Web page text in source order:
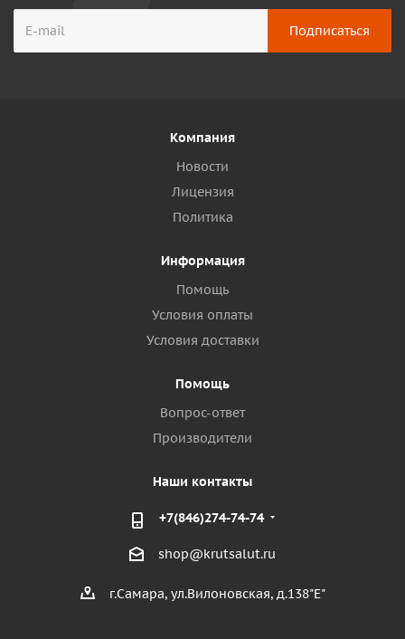
Компания
Новости
Лицензия
Политика
Информация
Помощь
Условия оплаты
Условия доставки
Помощь
Вопрос-ответ
Производители
Наши контакты
+7(846)274-74-74
shop@krutsalut.ru
г.Самара, ул.Вилоновская, д.138"Е"